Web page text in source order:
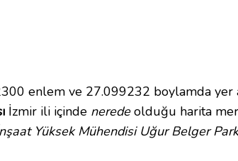
enlem ve 27.099232 boylamda yer
İzmir ili içinde neredeolduğu harita
Yüksek Mühendisi Uğur Belger